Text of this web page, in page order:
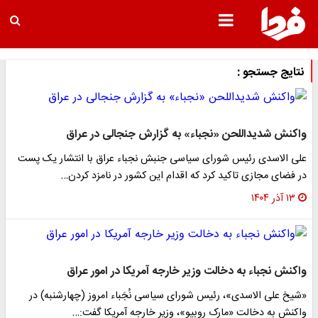
نتایج جستجو :
واکنش شدیداللحن «نجباء» به گزارش جنجالی در عراق
علی الاسدی رئیس شورای سیاسی جنبش نجباء عراق با انتشار یک پست
در فضای مجازی تاکید کرد که اقدام این کشور در نامزد کردن…
۱۳ آذر ۱۴۰۴
واکنش نجباء به دخالت وزیر خارجه آمریکا در امور عراق
«شیخ علی الاسدی»، رئیس شورای سیاسی نُجَباء امروز (چهارشنبه) در
واکنش به دخالت «مارک روبیو»، وزیر خارجه آمریکا گفت:…